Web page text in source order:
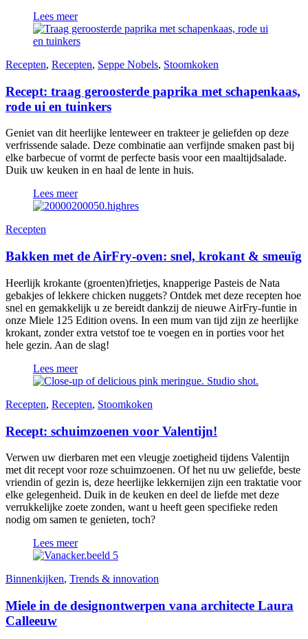
Lees meer
Recepten, Recepten, Seppe Nobels, Stoomkoken
Recept: traag geroosterde paprika met schapenkaas,
rode ui en tuinkers
Geniet van dit heerlijke lenteweer en trakteer je geliefden op deze
verfrissende salade. Deze combinatie aan verfijnde smaken past bij
elke barbecue of vormt de perfecte basis voor een maaltijdsalade.
Duik uw keuken in en haal de lente in huis.
Lees meer
Recepten
Bakken met de AirFry-oven: snel, krokant & smeuïg
Heerlijk krokante (groenten)frietjes, knapperige Pasteis de Nata
gebakjes of lekkere chicken nuggets? Ontdek met deze recepten hoe
snel en gemakkelijk u ze bereidt dankzij de nieuwe AirFry-funtie in
onze Miele 125 Edition ovens. In een mum van tijd zijn ze heerlijke
krokant, zonder extra vetstof toe te voegen en in porties voor het
hele gezin. Aan de slag!
Lees meer
Recepten, Recepten, Stoomkoken
Recept: schuimzoenen voor Valentijn!
Verwen uw dierbaren met een vleugje zoetigheid tijdens Valentijn
met dit recept voor roze schuimzoenen. Of het nu uw geliefde, beste
vriendin of gezin is, deze heerlijke lekkernijen zijn een traktatie voor
elke gelegenheid. Duik in de keuken en deel de liefde met deze
verrukkelijke zoete zonden, want u heeft geen specifieke reden
nodig om samen te genieten, toch?
Lees meer
Binnenkijken, Trends & innovation
Miele in de designontwerpen vana architecte Laura
Calleeuw